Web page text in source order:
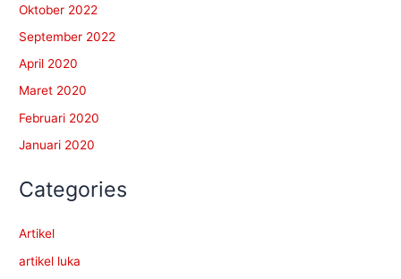
Oktober 2022
September 2022
April 2020
Maret 2020
Februari 2020
Januari 2020
Categories
Artikel
artikel luka